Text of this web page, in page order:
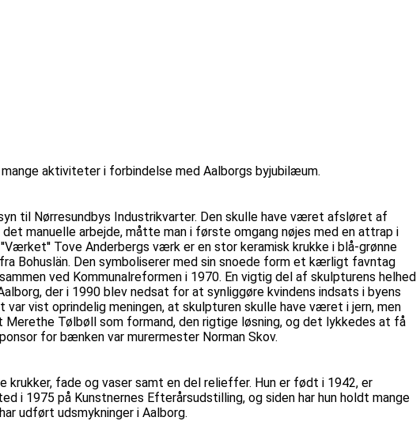
aktiviteter i forbindelse med Aalborgs byjubilæum.
til Nørresundbys Industrikvarter. Den skulle have været afsløret af
manuelle arbejde, måtte man i første omgang nøjes med en attrap i
Tove Anderbergs værk er en stor keramisk krukke i blå-grønne
Bohuslän. Den symboliserer med sin snoede form et kærligt favntag
ved Kommunalreformen i 1970. En vigtig del af skulpturens helhed
der i 1990 blev nedsat for at synliggøre kvindens indsats i byens
vist oprindelig meningen, at skulpturen skulle have været i jern, men
Merethe Tølbøll som formand, den rigtige løsning, og det lykkedes at få
for bænken var murermester Norman Skov.
fade og vaser samt en del relieffer. Hun er født i 1942, er
i 1975 på Kunstnernes Efterårsudstilling, og siden har hun holdt mange
udført udsmykninger i Aalborg.